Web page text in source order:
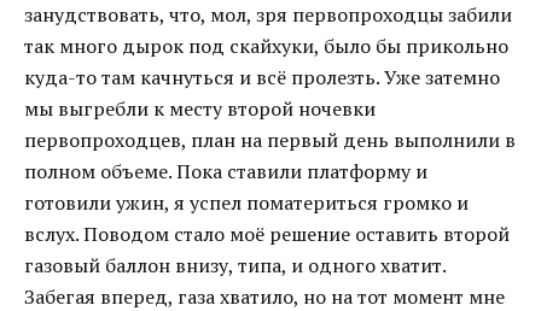
занудствовать, что, мол, зря первопроходцы забили
так много дырок под скайхуки, было бы прикольно
куда-то там качнуться и всё пролезть. Уже затемно
мы выгребли к месту второй ночевки
первопроходцев, план на первый день выполнили в
полном объеме. Пока ставили платформу и
готовили ужин, я успел поматериться громко и
вслух. Поводом стало моё решение оставить второй
газовый баллон внизу, типа, и одного хватит.
Забегая вперед, газа хватило, но на тот момент мне